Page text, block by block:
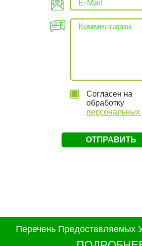
Согласен на
обработку
Перечень Предоставляемых